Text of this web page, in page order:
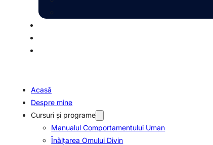
Acasă
Despre mine
Cursuri și programe
Manualul Comportamentului Uman
Înălțarea Omului Divin